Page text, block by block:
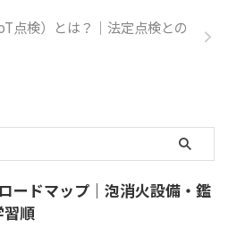
点検）とは？｜法定点検との
ードマップ｜泡消火設備・鑑
習順